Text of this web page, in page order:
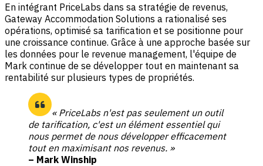
En intégrant PriceLabs dans sa stratégie de revenus,
Gateway Accommodation Solutions a rationalisé ses
opérations, optimisé sa tarification et se positionne pour
une croissance continue. Grâce à une approche basée sur
les données pour le revenue management, l'équipe de
Mark continue de se développer tout en maintenant sa
rentabilité sur plusieurs types de propriétés.
« PriceLabs n'est pas seulement un outil
de tarification, c'est un élément essentiel qui
nous permet de nous développer efficacement
tout en maximisant nos revenus. »
– Mark Winship